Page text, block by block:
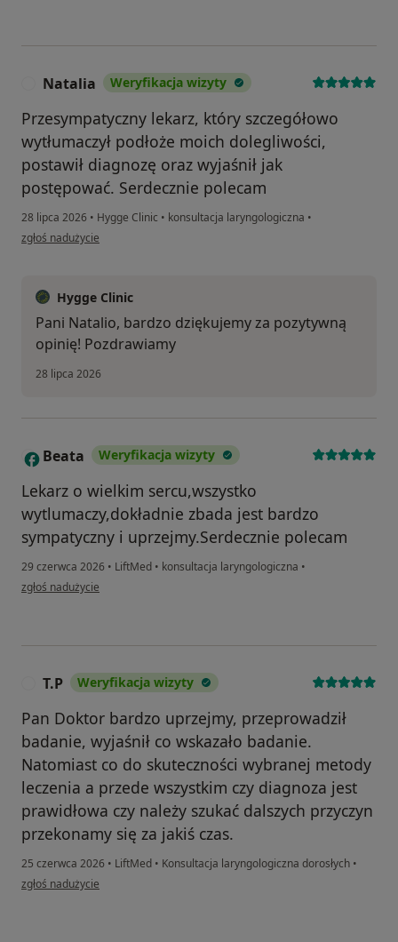
Natalia Weryfikacja wizyty
Przesympatyczny lekarz, który szczegółowo
wytłumaczył podłoże moich dolegliwości,
postawił diagnozę oraz wyjaśnił jak
postępować. Serdecznie polecam
28 lipca 2026 • Hygge Clinic • konsultacja laryngologiczna •
w opinii użytkownika Natalia
zgłoś nadużycie
Hygge Clinic
Pani Natalio, bardzo dziękujemy za pozytywną
opinię! Pozdrawiamy
28 lipca 2026
B Beata Weryfikacja wizyty
Lekarz o wielkim sercu,wszystko
wytlumaczy,dokładnie zbada jest bardzo
sympatyczny i uprzejmy.Serdecznie polecam
29 czerwca 2026 • LiftMed • konsultacja laryngologiczna •
w opinii użytkownika Beata
zgłoś nadużycie
T.P Weryfikacja wizyty
Pan Doktor bardzo uprzejmy, przeprowadził
badanie, wyjaśnił co wskazało badanie.
Natomiast co do skuteczności wybranej metody
leczenia a przede wszystkim czy diagnoza jest
prawidłowa czy należy szukać dalszych przyczyn
przekonamy się za jakiś czas.
25 czerwca 2026 • LiftMed • Konsultacja laryngologiczna dorosłych •
w opinii użytkownika T.P
zgłoś nadużycie